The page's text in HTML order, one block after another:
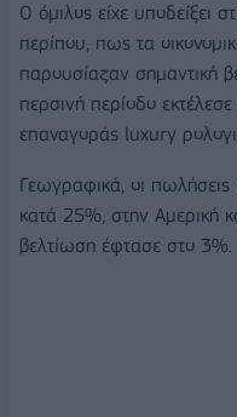
Ο όμιλος είχε υποδείξει
περίπου, πως τα
παρουσίαζαν σημαντική
περσινή περίοδο
επαναγοράς luxury
Γεωγραφικά, οι πωλήσεις
κατά 25%, στην
βελτίωση έφτασε στο 3%.